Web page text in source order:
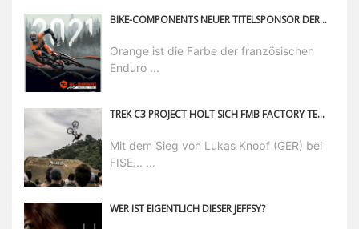
BIKE-COMPONENTS NEUER TITELSPONSOR DER ENDURO TOUR IN FRANKREICH
Orange ist die Farbe der französischen
Enduro ...
TREK C3 PROJECT HOLT SICH FMB FACTORY TEAM TITEL
Mit dem Sieg von Lukas Knopf (GER) bei
FISE... ...
WER IST EIGENTLICH DIESER JEFFSY?